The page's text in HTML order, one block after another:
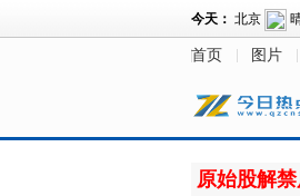
首页 图片
原始股解